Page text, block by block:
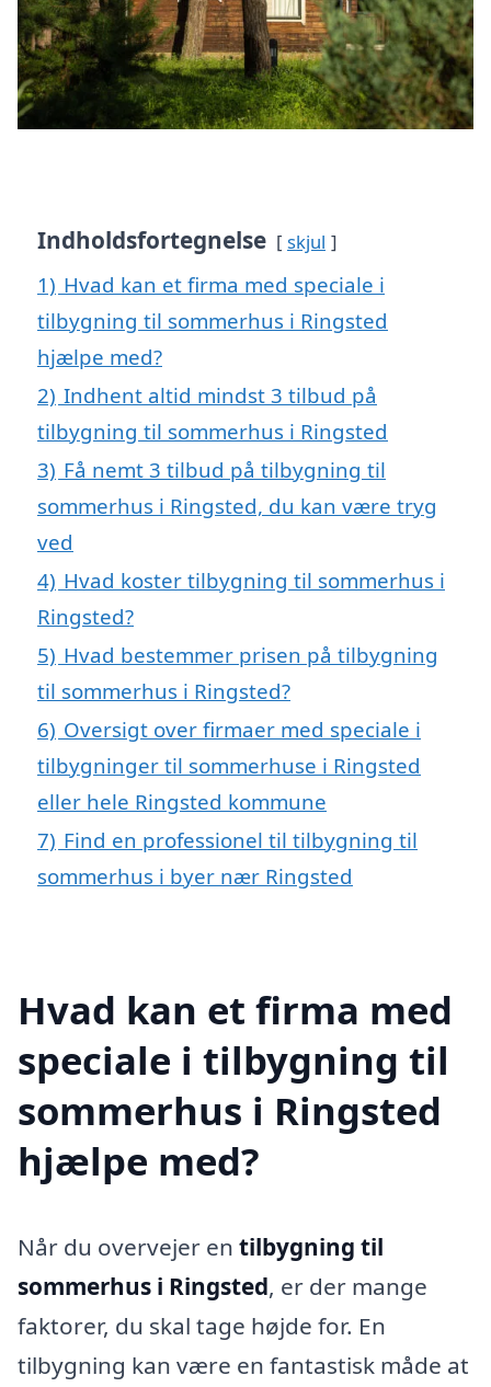
Indholdsfortegnelse skjul
1) Hvad kan et firma med speciale i
tilbygning til sommerhus i Ringsted
hjælpe med?
2) Indhent altid mindst 3 tilbud på
tilbygning til sommerhus i Ringsted
3) Få nemt 3 tilbud på tilbygning til
sommerhus i Ringsted, du kan være tryg
ved
4) Hvad koster tilbygning til sommerhus i
Ringsted?
5) Hvad bestemmer prisen på tilbygning
til sommerhus i Ringsted?
6) Oversigt over firmaer med speciale i
tilbygninger til sommerhuse i Ringsted
eller hele Ringsted kommune
7) Find en professionel til tilbygning til
sommerhus i byer nær Ringsted
Hvad kan et firma med
speciale i tilbygning til
sommerhus i Ringsted
hjælpe med?
Når du overvejer en tilbygning til
sommerhus i Ringsted, er der mange
faktorer, du skal tage højde for. En
tilbygning kan være en fantastisk måde at